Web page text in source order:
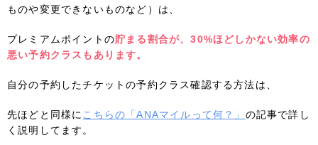
ものや変更できないものなど）は、
プレミアムポイントの貯まる割合が、30%ほどしかない効率の
悪い予約クラスもあります。
自分の予約したチケットの予約クラス確認する方法は、
先ほどと同様に こちらの「ANAマイルって何？」 の記事で詳し
く説明してます。